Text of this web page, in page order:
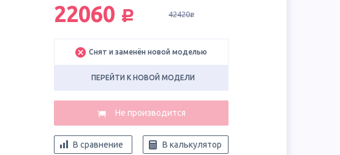
22060 руб. 42420руб.
Снят и заменён новой моделью
ПЕРЕЙТИ К НОВОЙ МОДЕЛИ
В сравнение В калькулятор